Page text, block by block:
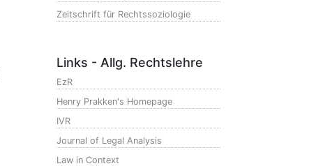
Zeitschrift für Rechtssoziologie
Links - Allg. Rechtslehre
EzR
Henry Prakken's Homepage
IVR
Journal of Legal Analysis
Law in Context